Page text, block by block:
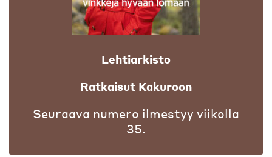
Lehtiarkisto
Ratkaisut Kakuroon
Seuraava numero ilmestyy viikolla
35.